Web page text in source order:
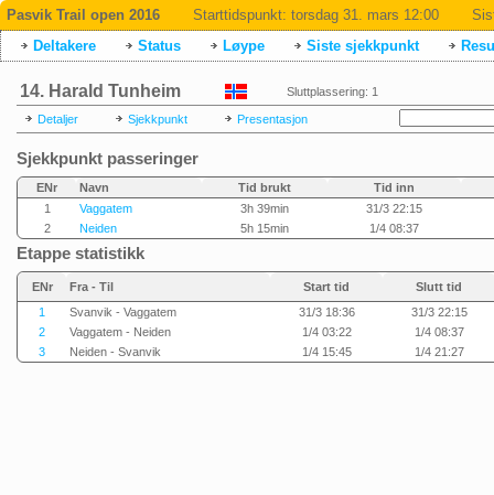
Pasvik Trail open 2016 Starttidspunkt: torsdag 31. mars 12:00
Deltakere
Status Løype Siste sjekkpunkt
14. Harald Tunheim Sluttplassering: 1
Detaljer Sjekkpunkt Presentasjon
Sjekkpunkt passeringer
ENr Navn Tid brukt
Tid inn
1
Vaggatem 3h 39min
31/3 22:15
2
Neiden 5h 15min 1/4 08:37
Etappe statistikk
ENr Fra - Til Start tid
Slutt tid
1
Svanvik - Vaggatem 31/3 18:36
31/3 22:15
2
Vaggatem - Neiden 1/4 03:22
1/4 08:37
3
Neiden - Svanvik 1/4 15:45 1/4 21:27